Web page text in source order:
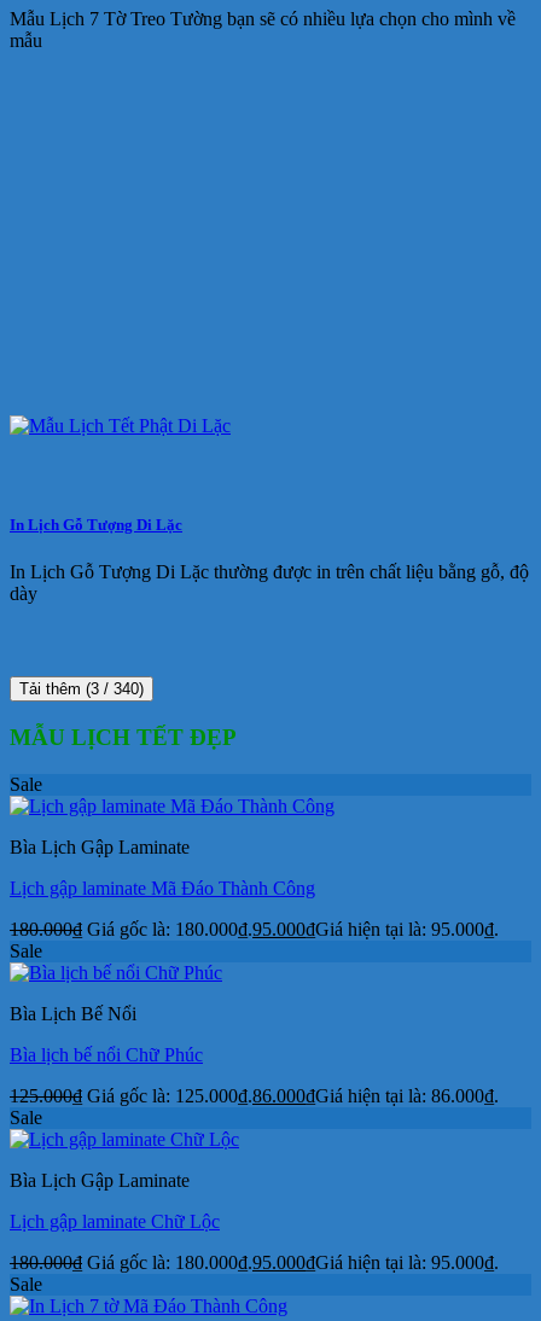
Mẫu Lịch 7 Tờ Treo Tường bạn sẽ có nhiều lựa chọn cho mình về
mẫu
In Lịch Gỗ Tượng Di Lặc
In Lịch Gỗ Tượng Di Lặc thường được in trên chất liệu bằng gỗ, độ
dày
Tải thêm (3 / 340)
MẪU LỊCH TẾT ĐẸP
Sale
Bìa Lịch Gập Laminate
Lịch gập laminate Mã Đáo Thành Công
180.000₫ Giá gốc là: 180.000₫.95.000₫Giá hiện tại là: 95.000₫.
Sale
Bìa Lịch Bế Nổi
Bìa lịch bế nổi Chữ Phúc
125.000₫ Giá gốc là: 125.000₫.86.000₫Giá hiện tại là: 86.000₫.
Sale
Bìa Lịch Gập Laminate
Lịch gập laminate Chữ Lộc
180.000₫ Giá gốc là: 180.000₫.95.000₫Giá hiện tại là: 95.000₫.
Sale